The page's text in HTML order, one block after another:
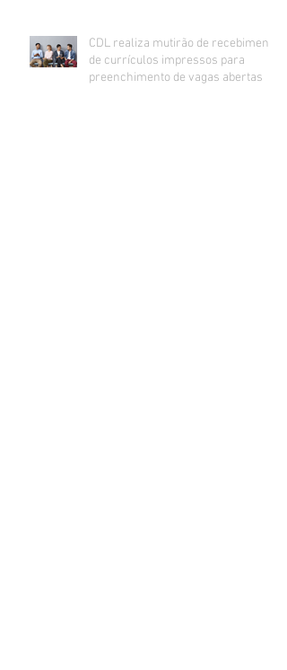
CDL realiza mutirão de recebimento
de currículos impressos para
preenchimento de vagas abertas